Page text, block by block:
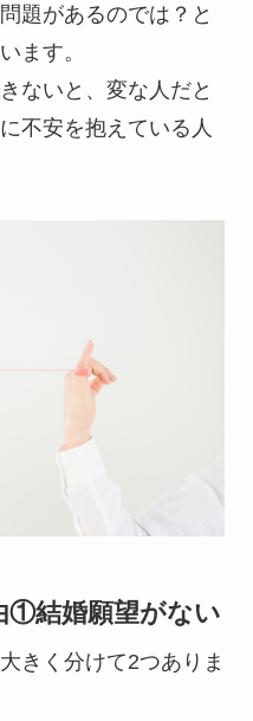
題があるのでは？と
ます。
ないと、変な人だと
不安を抱えている人
①結婚願望がない
きく分けて2つありま